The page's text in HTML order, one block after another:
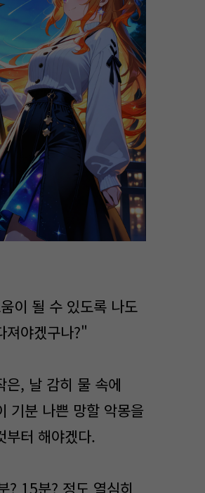
이 될 수 있도록 나도
져야겠구나?"
은, 날 감히 물 속에
기분 나쁜 망할 악몽을
부터 해야겠다.
? 15분? 정도 열심히